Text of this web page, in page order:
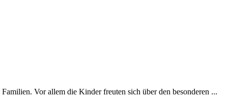
Vor allem die Kinder freuten sich über den besonderen ...